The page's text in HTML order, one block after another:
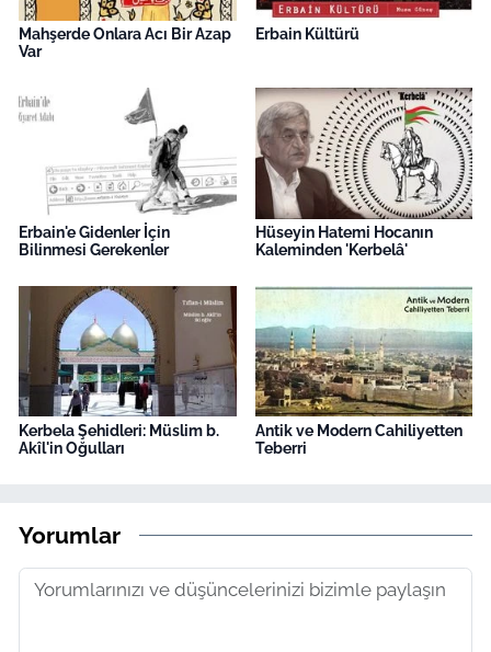
Mahşerde Onlara Acı Bir Azap
Var
Erbain Kültürü
Erbain'e Gidenler İçin
Bilinmesi Gerekenler
Hüseyin Hatemi Hocanın
Kaleminden 'Kerbelâ'
Kerbela Şehidleri: Müslim b.
Akîl'in Oğulları
Antik ve Modern Cahiliyetten
Teberri
Yorumlar